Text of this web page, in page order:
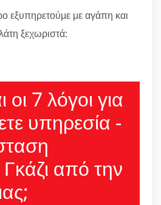
εξυπηρετούμε με αγάπη και
ξεχωριστά:
οι 7 λόγοι για
υπηρεσία -
από την